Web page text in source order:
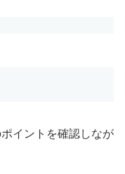
イントを確認しなが